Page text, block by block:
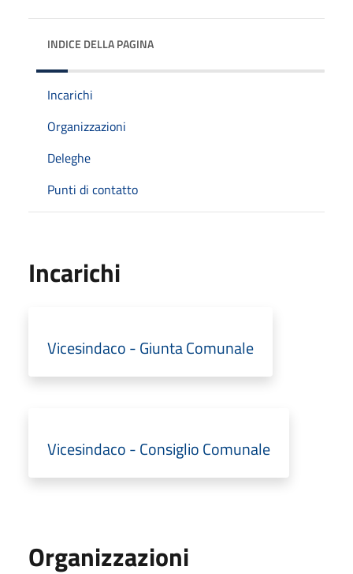
INDICE DELLA PAGINA
Incarichi
Organizzazioni
Deleghe
Punti di contatto
Incarichi
Vicesindaco - Giunta Comunale
Vicesindaco - Consiglio Comunale
Organizzazioni